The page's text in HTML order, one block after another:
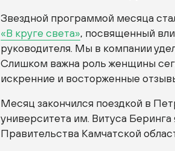
Звездной программой месяца
«В круге света», посвященный
руководителя. Мы в компании
Слишком важна роль женщины
искренние и восторженные
Месяц закончился поездкой в
университета им. Витуса
Правительства Камчатской